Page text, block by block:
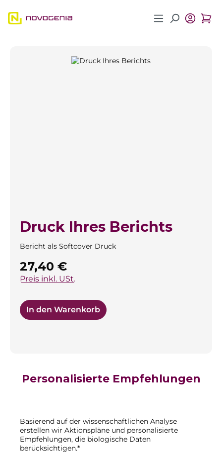
Zum Hauptinhalt springen
Bildergalerie überspringen
Druck Ihres Berichts
Bericht als Softcover Druck
Regulärer Preis:
27,40 €
Preis inkl. USt.
In den Warenkorb
Personalisierte Empfehlungen
Basierend auf der wissenschaftlichen Analyse
erstellen wir Aktionspläne und personalisierte
Empfehlungen, die biologische Daten
berücksichtigen.*